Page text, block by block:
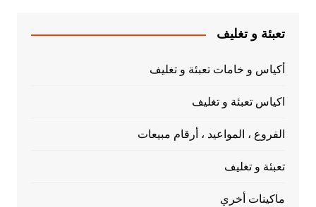
تعبئة و تغليف
أكياس و خامات تعبئة و تغليف
اكياس تعبئة و تغليف
الفروع ، المواعيد ، أرقام مبيعات
تعبئة و تغليف
ماكينات أخري